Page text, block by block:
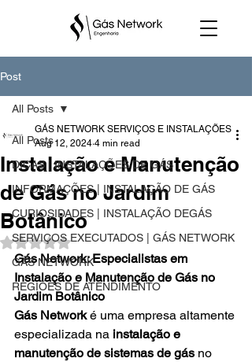
Post
All Posts
DICAS | INSTALAÇÕES DE GÁS
INFORMAÇÕES | INSTALAÇÃO DE GÁS
CURIOSIDADES | INSTALAÇÃO DEGÁS
SERVIÇOS EXECUTADOS | GÁS NETWORK
GÁS NETWORK
REGIÕES DE ATENDIMENTO
All Posts
Instalação e Manutenção
de Gás no Jardim
Botânico
GÁS NETWORK SERVIÇOS E INSTALAÇÕES
Aug 12, 2024 4 min read
Rated NaN out of 5 stars.
Gás Network: Especialistas em
Instalação e Manutenção de Gás no
Jardim Botânico
Gás Network é uma empresa altamente
especializada na instalação e
manutenção de sistemas de gás no